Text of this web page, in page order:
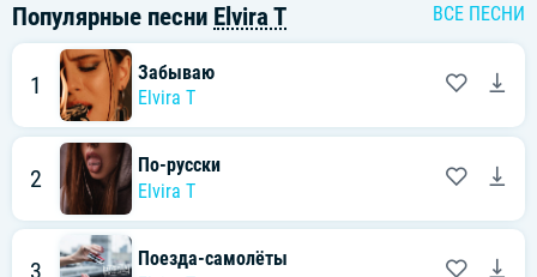
Популярные песни Elvira T ВСЕ ПЕСНИ
1
Забываю
Elvira T
2
По-русски
Elvira T
3
Поезда-самолёты